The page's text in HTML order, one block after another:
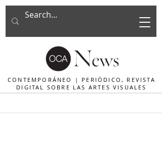
CONTEMPORÁNEO | PERIÓDICO, REVISTA
DIGITAL SOBRE LAS ARTES VISUALES